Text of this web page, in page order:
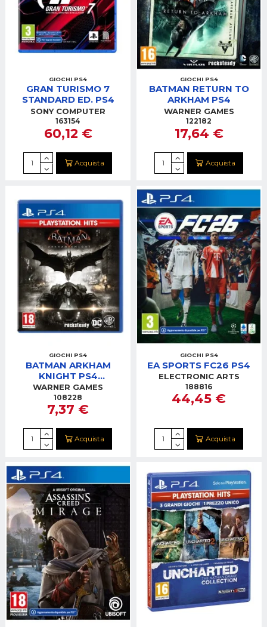
GIOCHI PS4
GRAN TURISMO 7
STANDARD ED. PS4
SONY COMPUTER
163154
60,12 €
Acquista
GIOCHI PS4
BATMAN RETURN TO
ARKHAM PS4
WARNER GAMES
122182
17,64 €
Acquista
GIOCHI PS4
BATMAN ARKHAM
KNIGHT PS4
PLAYSTATION HITS
WARNER GAMES
108228
7,37 €
Acquista
GIOCHI PS4
EA SPORTS FC26 PS4
ELECTRONIC ARTS
188816
44,45 €
Acquista